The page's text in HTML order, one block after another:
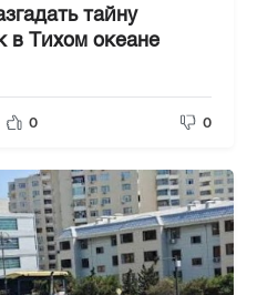
тайну
в Тихом океане
0 0